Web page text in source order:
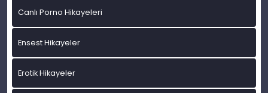
Canlı Porno Hikayeleri
Ensest Hikayeler
Erotik Hikayeler